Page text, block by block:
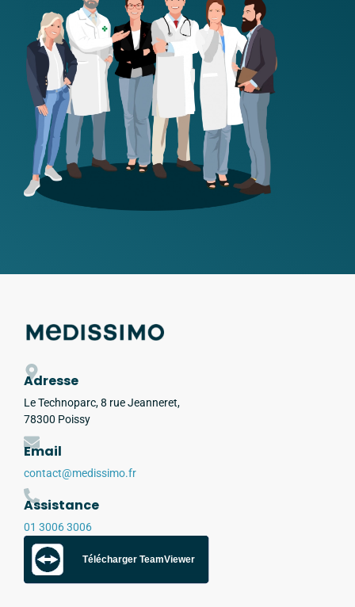
Adresse
Le Technoparc, 8 rue Jeanneret,
78300 Poissy
Email
contact@medissimo.fr
Assistance
01 3006 3006
Télécharger TeamViewer